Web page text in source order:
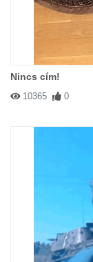
Nincs cím!
10365 0